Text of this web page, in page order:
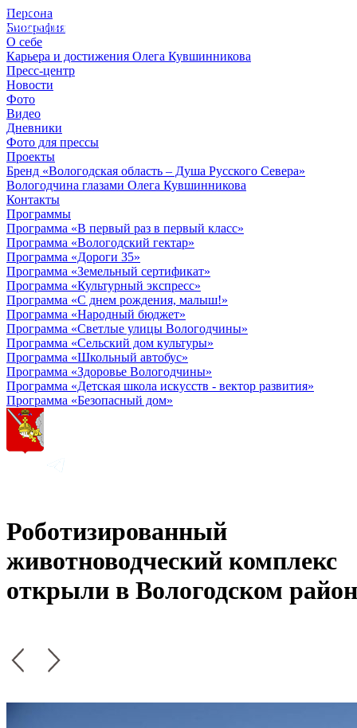
Персона
Биография
О себе
Карьера и достижения Олега Кувшинникова
Пресс-центр
Новости
Фото
Видео
Дневники
Фото для прессы
Проекты
Бренд «Вологодская область – Душа Русского Севера»
Вологодчина глазами Олега Кувшинникова
Контакты
Программы
Программа «В первый раз в первый класс»
Программа «Вологодский гектар»
Программа «Дороги 35»
Программа «Земельный сертификат»
Программа «Культурный экспресс»
Программа «С днем рождения, малыш!»
Программа «Народный бюджет»
Программа «Светлые улицы Вологодчины»
Программа «Сельский дом культуры»
Программа «Школьный автобус»
Программа «Здоровье Вологодчины»
Программа «Детская школа искусств - вектор развития»
Программа «Безопасный дом»
Роботизированный
животноводческий комплекс
открыли в Вологодском
© 2012 - 2023,
КУВШИННИКОВ О.А.